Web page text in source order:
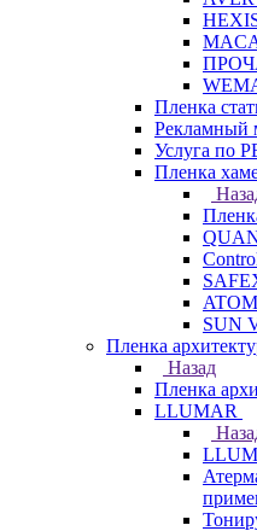
Пленка
Рекламный
Услуга по
Пленка
SUN
Пленка
Назад
Пленка
LLUMAR